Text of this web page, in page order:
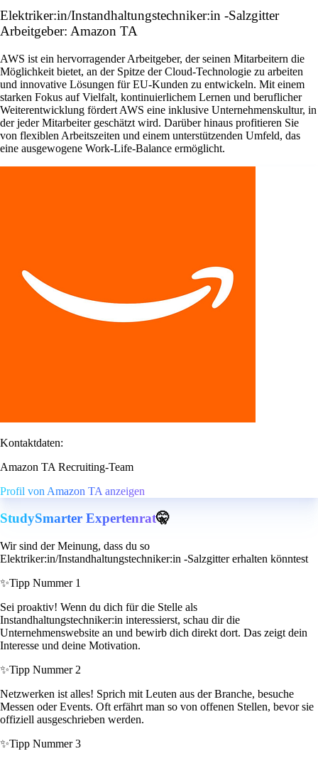
Elektriker:in/Instandhaltungstechniker:in -Salzgitter
Arbeitgeber: Amazon TA
AWS ist ein hervorragender Arbeitgeber, der seinen Mitarbeitern die
Möglichkeit bietet, an der Spitze der Cloud-Technologie zu arbeiten
und innovative Lösungen für EU-Kunden zu entwickeln. Mit einem
starken Fokus auf Vielfalt, kontinuierlichem Lernen und beruflicher
Weiterentwicklung fördert AWS eine inklusive Unternehmenskultur, in
der jeder Mitarbeiter geschätzt wird. Darüber hinaus profitieren Sie
von flexiblen Arbeitszeiten und einem unterstützenden Umfeld, das
eine ausgewogene Work-Life-Balance ermöglicht.
Kontaktdaten:
Amazon TA Recruiting-Team
Profil von Amazon TA anzeigen
StudySmarter Expertenrat🤫
Wir sind der Meinung, dass du so
Elektriker:in/Instandhaltungstechniker:in -Salzgitter erhalten könntest
✨Tipp Nummer 1
Sei proaktiv! Wenn du dich für die Stelle als
Instandhaltungstechniker:in interessierst, schau dir die
Unternehmenswebsite an und bewirb dich direkt dort. Das zeigt dein
Interesse und deine Motivation.
✨Tipp Nummer 2
Netzwerken ist alles! Sprich mit Leuten aus der Branche, besuche
Messen oder Events. Oft erfährt man so von offenen Stellen, bevor sie
offiziell ausgeschrieben werden.
✨Tipp Nummer 3